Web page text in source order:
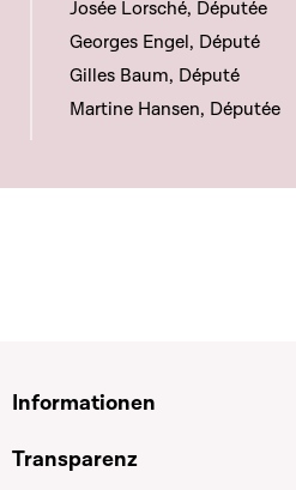
Josée Lorsché, Députée
Georges Engel, Député
Gilles Baum, Député
Martine Hansen, Députée
Informationen
Transparenz